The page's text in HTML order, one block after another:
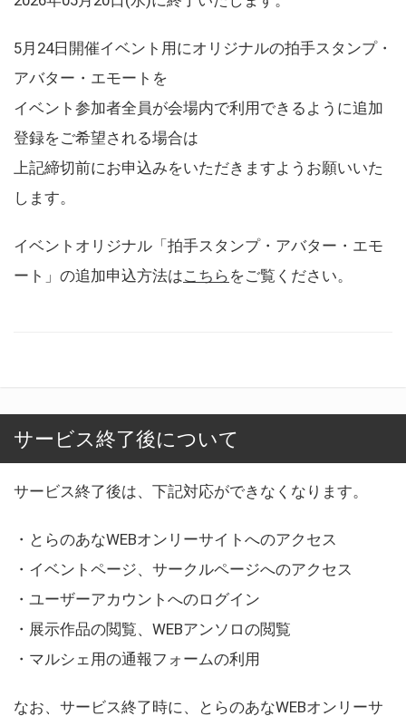
5月24日開催イベント用にオリジナルの拍手スタンプ・
アバター・エモートを
イベント参加者全員が会場内で利用できるように追加
登録をご希望される場合は
上記締切前にお申込みをいただきますようお願いいた
します。
イベントオリジナル「拍手スタンプ・アバター・エモ
ート」の追加申込方法はこちら をご覧ください。
サービス終了後について
サービス終了後は、下記対応ができなくなります。
・とらのあなWEBオンリーサイトへのアクセス
・イベントページ、サークルページへのアクセス
・ユーザーアカウントへのログイン
・展示作品の閲覧、WEBアンソロの閲覧
・マルシェ用の通報フォームの利用
なお、サービス終了時に、とらのあなWEBオンリーサ